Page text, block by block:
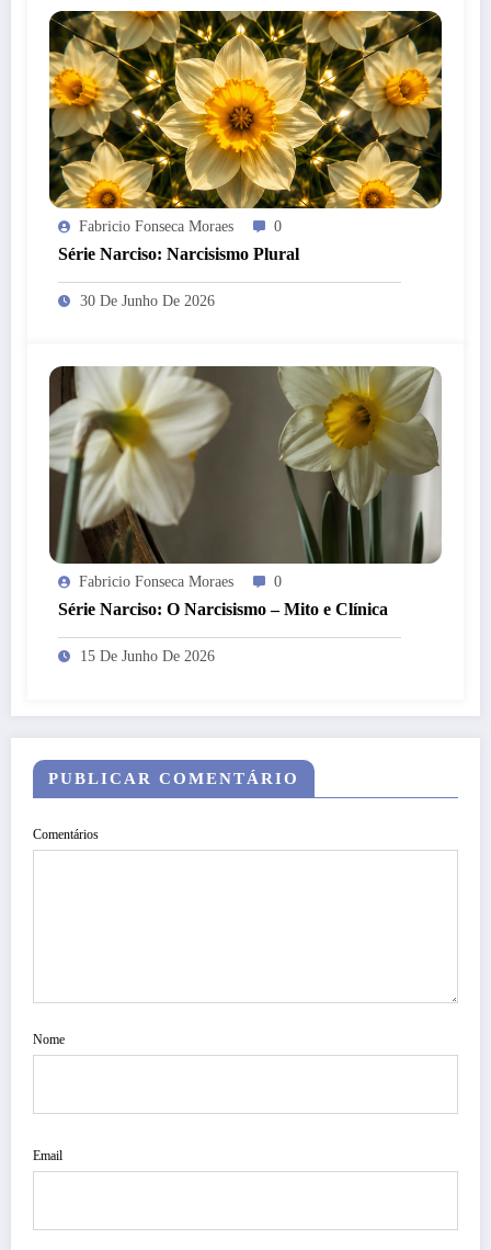
Fabricio Fonseca Moraes 0
Série Narciso: Narcisismo Plural
30 De Junho De 2026
Fabricio Fonseca Moraes 0
Série Narciso: O Narcisismo – Mito e Clínica
15 De Junho De 2026
PUBLICAR COMENTÁRIO
Comentários
Nome
Email